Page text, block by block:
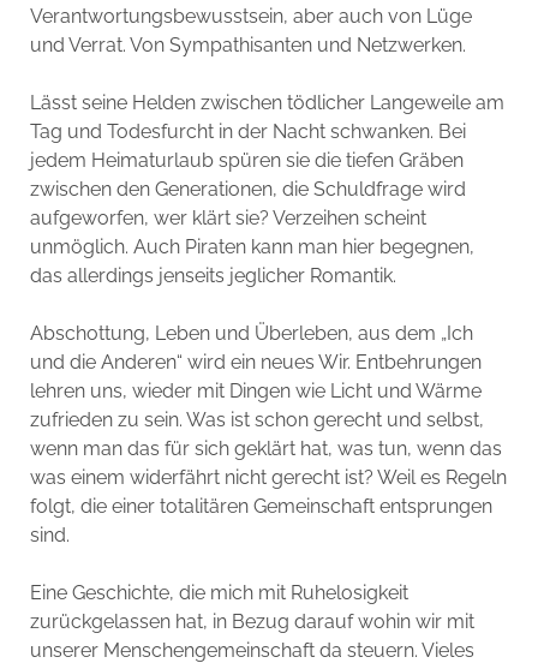
Verantwortungsbewusstsein, aber auch von Lüge
und Verrat. Von Sympathisanten und Netzwerken.
Lässt seine Helden zwischen tödlicher Langeweile am
Tag und Todesfurcht in der Nacht schwanken. Bei
jedem Heimaturlaub spüren sie die tiefen Gräben
zwischen den Generationen, die Schuldfrage wird
aufgeworfen, wer klärt sie? Verzeihen scheint
unmöglich. Auch Piraten kann man hier begegnen,
das allerdings jenseits jeglicher Romantik.
Abschottung, Leben und Überleben, aus dem „Ich
und die Anderen“ wird ein neues Wir. Entbehrungen
lehren uns, wieder mit Dingen wie Licht und Wärme
zufrieden zu sein. Was ist schon gerecht und selbst,
wenn man das für sich geklärt hat, was tun, wenn das
was einem widerfährt nicht gerecht ist? Weil es Regeln
folgt, die einer totalitären Gemeinschaft entsprungen
sind.
Eine Geschichte, die mich mit Ruhelosigkeit
zurückgelassen hat, in Bezug darauf wohin wir mit
unserer Menschengemeinschaft da steuern. Vieles